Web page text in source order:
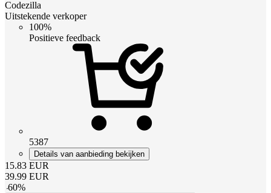
Codezilla
Uitstekende verkoper
100%
Positieve feedback
5387
Details van aanbieding bekijken
15.83 EUR
39.99 EUR
-60%